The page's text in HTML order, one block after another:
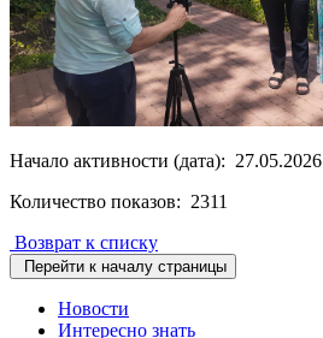
Начало активности (дата): 27.05.2026
Количество показов: 2311
Возврат к списку
Перейти к началу страницы
Новости
Интересно знать